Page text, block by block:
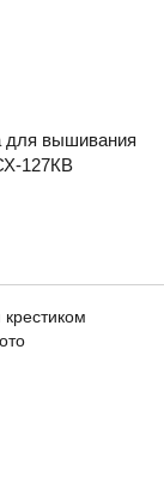
для вышивания
127КВ